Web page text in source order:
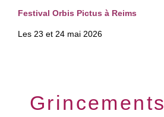
Festival Orbis Pictus à Reims
Les 23 et 24 mai 2026
Grincements